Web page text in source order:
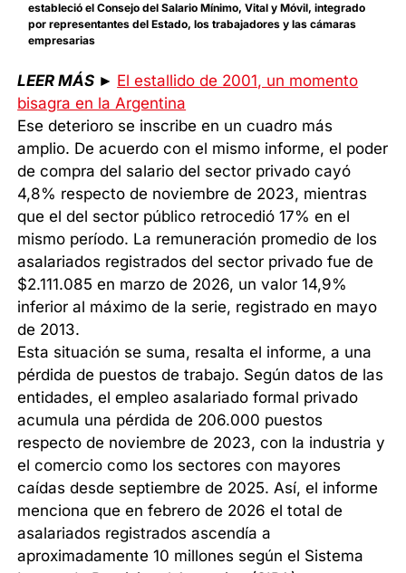
estableció el Consejo del Salario Mínimo, Vital y Móvil, integrado
por representantes del Estado, los trabajadores y las cámaras
empresarias
LEER MÁS ► El estallido de 2001, un momento
bisagra en la Argentina
Ese deterioro se inscribe en un cuadro más
amplio. De acuerdo con el mismo informe, el poder
de compra del salario del sector privado cayó
4,8% respecto de noviembre de 2023, mientras
que el del sector público retrocedió 17% en el
mismo período. La remuneración promedio de los
asalariados registrados del sector privado fue de
$2.111.085 en marzo de 2026, un valor 14,9%
inferior al máximo de la serie, registrado en mayo
de 2013.
Esta situación se suma, resalta el informe, a una
pérdida de puestos de trabajo. Según datos de las
entidades, el empleo asalariado formal privado
acumula una pérdida de 206.000 puestos
respecto de noviembre de 2023, con la industria y
el comercio como los sectores con mayores
caídas desde septiembre de 2025. Así, el informe
menciona que en febrero de 2026 el total de
asalariados registrados ascendía a
aproximadamente 10 millones según el Sistema